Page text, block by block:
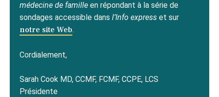
médecine de famille en répondant à la série de
sondages accessible dans l’Info express et sur
notre site Web.
Cordialement,
Sarah Cook MD, CCMF, FCMF, CCPE, LCS
Présidente